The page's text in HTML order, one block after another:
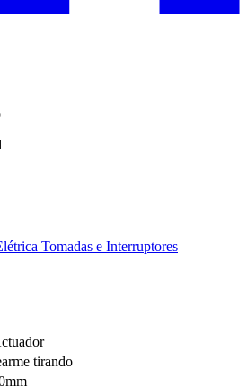
Tomadas e Interruptores
tirando